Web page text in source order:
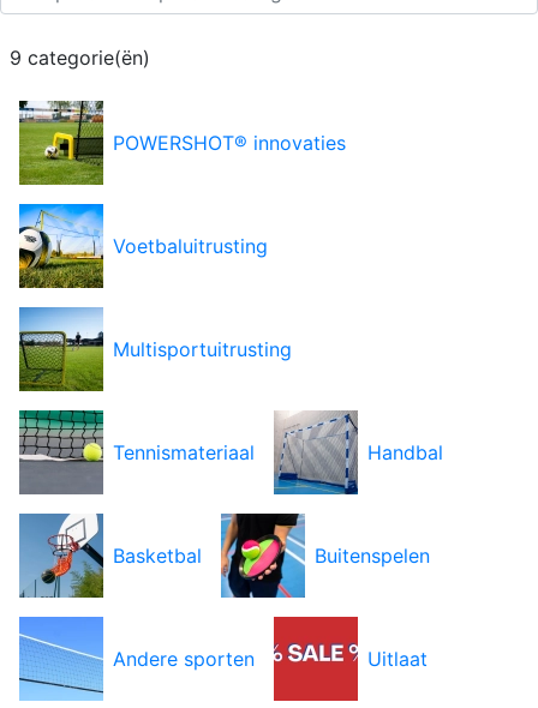
9 categorie(ën)
POWERSHOT® innovaties
Voetbaluitrusting
Multisportuitrusting
Tennismateriaal Handbal
Basketbal Buitenspelen
Andere sporten Uitlaat